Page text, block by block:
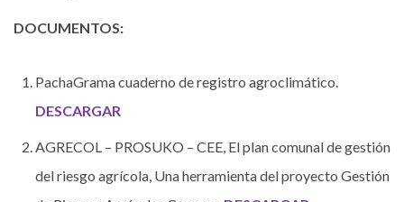
DOCUMENTOS:
PachaGrama cuaderno de registro agroclimático.
DESCARGAR
AGRECOL – PROSUKO – CEE, El plan comunal de gestión
del riesgo agrícola, Una herramienta del proyecto Gestión